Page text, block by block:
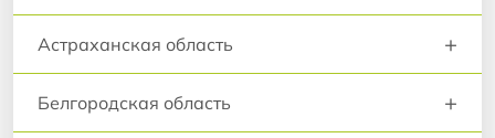
Астраханская область +
Белгородская область +